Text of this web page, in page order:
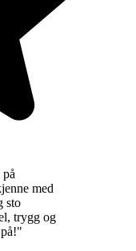
med
sto
trygg og
"